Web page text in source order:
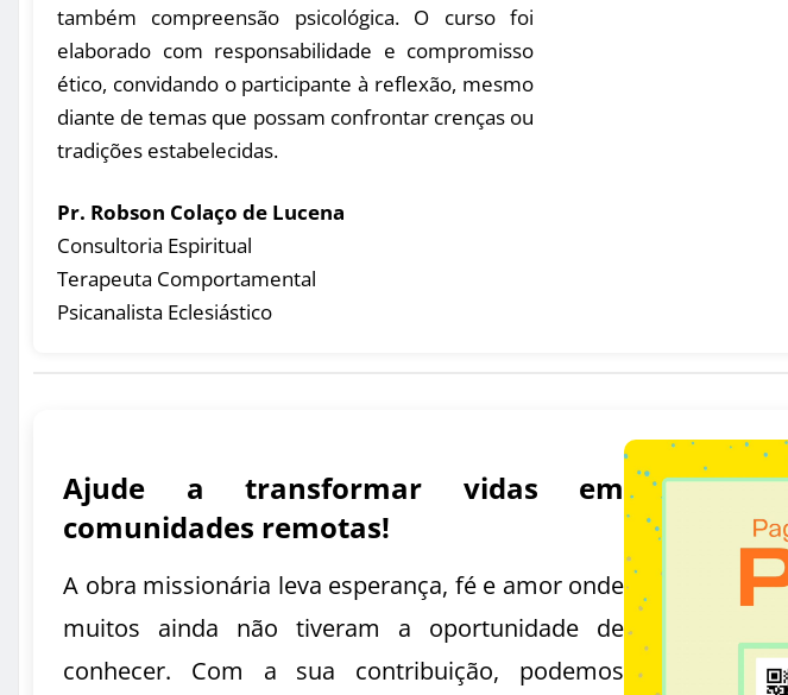
também compreensão psicológica. O curso foi
elaborado com responsabilidade e compromisso
ético, convidando o participante à reflexão, mesmo
diante de temas que possam confrontar crenças ou
tradições estabelecidas.
Pr. Robson Colaço de Lucena
Consultoria Espiritual
Terapeuta Comportamental
Psicanalista Eclesiástico
Ajude a transformar vidas em
comunidades remotas!
A obra missionária leva esperança, fé e amor onde
muitos ainda não tiveram a oportunidade de
conhecer. Com a sua contribuição, podemos